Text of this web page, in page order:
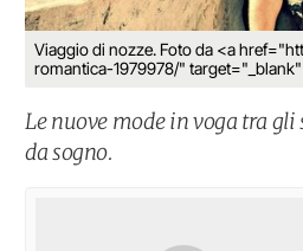
Viaggio di nozze. Foto da <a
romantica-1979978/"
Le nuove mode in voga tra
da sogno.